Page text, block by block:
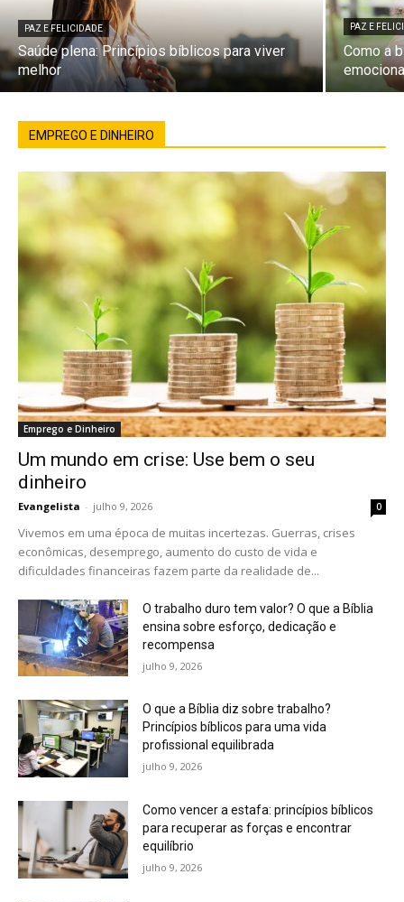
PAZ E FELICIDADE
Saúde plena: Princípios bíblicos para viver
melhor
PAZ E
Como a
EMPREGO E DINHEIRO
Emprego e Dinheiro
Um mundo em crise: Use bem o seu
dinheiro
Evangelista - julho 9, 2026 0
Vivemos em uma época de muitas incertezas. Guerras, crises
econômicas, desemprego, aumento do custo de vida e
dificuldades financeiras fazem parte da realidade de...
O trabalho duro tem valor? O que a Bíblia
ensina sobre esforço, dedicação e
recompensa
julho 9, 2026
O que a Bíblia diz sobre trabalho?
Princípios bíblicos para uma vida
profissional equilibrada
julho 9, 2026
Como vencer a estafa: princípios bíblicos
para recuperar as forças e encontrar
equilíbrio
julho 9, 2026